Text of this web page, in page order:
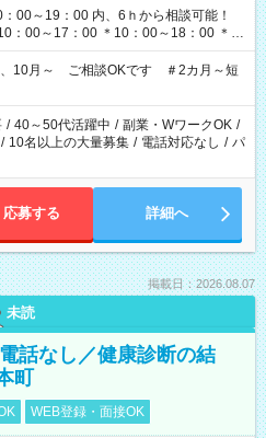
00～19：00 内、6ｈから相談可能！
：00～17：00 ＊10：00～18：00 ＊
00～19：00 ＊13：00～19：00
、10月～ ご相談OKです ＃2カ月～短
/ 40～50代活躍中 / 副業・WワークOK /
/ 10名以上の大量募集 / 電話対応なし / パ
応募する 詳細へ
掲載日：2026.08.07
未読
話なし／健康診断の結
町
WEB登録・面接OK